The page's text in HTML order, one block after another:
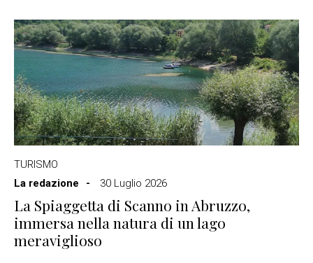
TURISMO
La redazione
30 Luglio 2026
La Spiaggetta di Scanno in Abruzzo,
immersa nella natura di un lago
meraviglioso